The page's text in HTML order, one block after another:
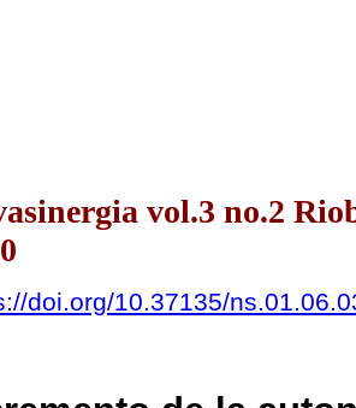
vol.3 no.2
doi.org/10.37135/